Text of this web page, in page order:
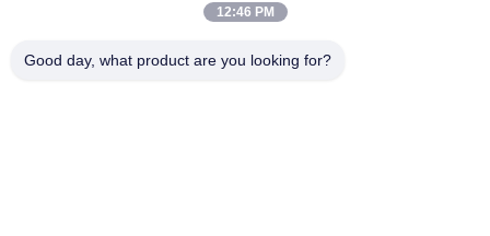
12:46 PM
Good day, what product are you looking for?